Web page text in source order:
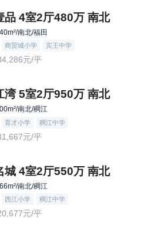
品 4室2厅480万 南北
南北/福田
商贸城小学 宾王中学
元/平
湾 5室2厅950万 南北
南北/稠江
育才小学 稠江中学
元/平
城 4室2厅550万 南北
南北/稠江
西江小学 稠江中学
元/平